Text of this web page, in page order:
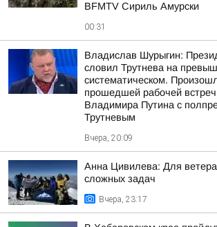
BFMTV Сириль Амурски
00:31
Владислав Шурыгин:
словил Трутнева на
систематическом.
прошедшей рабочей
Владимира Путина с
Трутневым
Вчера, 20:09
Анна Цивилева: Для
сложных задач
Вчера, 23:17